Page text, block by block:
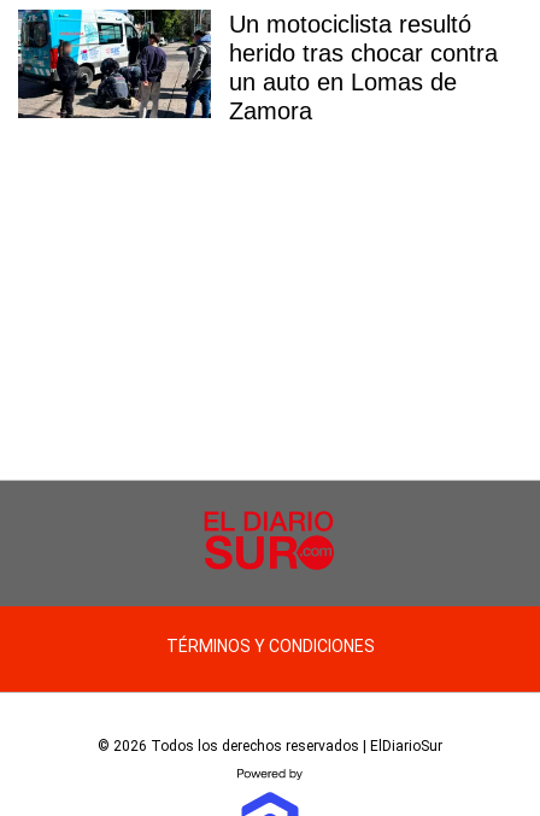
Un motociclista resultó
herido tras chocar contra
un auto en Lomas de
Zamora
TÉRMINOS Y CONDICIONES
© 2026 Todos los derechos reservados | ElDiarioSur